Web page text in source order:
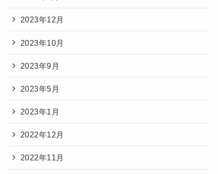
2023年12月
2023年10月
2023年9月
2023年5月
2023年1月
2022年12月
2022年11月